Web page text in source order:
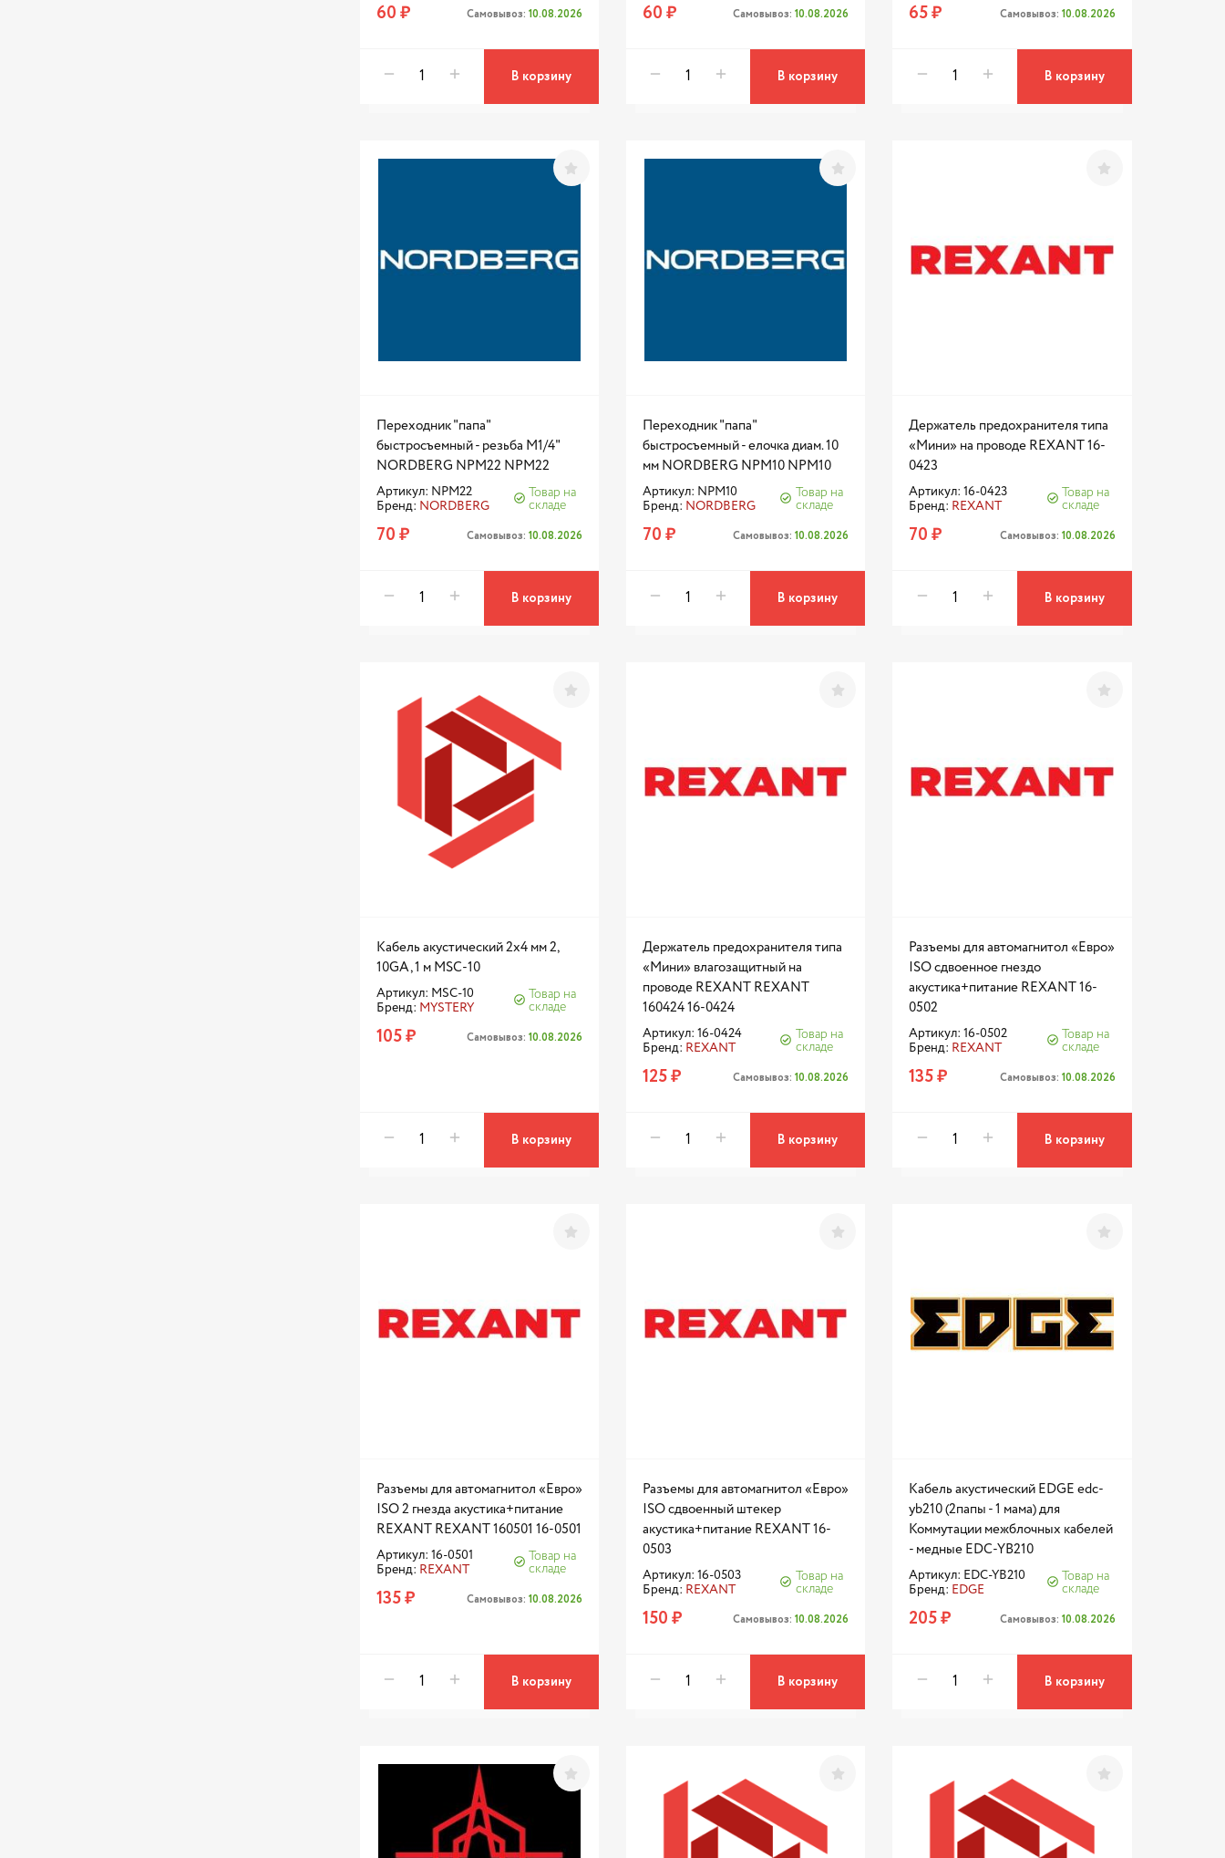
60 ₽ Самовывоз: 10.08.2026
В корзину
60 ₽ Самовывоз:10.08.2026
В корзину
65 ₽ Самовывоз: 10.08.2026
В корзину
Переходник "папа"
быстросъемный - резьба M1/4"
NORDBERG NPM22 NPM22
Артикул: NPM22
Бренд: NORDBERG
Товар на
складе
70 ₽ Самовывоз: 10.08.2026
В корзину
Переходник "папа"
быстросъемный - елочка диам. 10
мм NORDBERG NPM10 NPM10
Артикул: NPM10
Бренд: NORDBERG
Товар на
складе
70 ₽ Самовывоз:10.08.2026
В корзину
Держатель предохранителя типа
«Мини» на проводе REXANT 16-
0423
Артикул: 16-0423
Бренд: REXANT
Товар на
складе
70 ₽ Самовывоз: 10.08.2026
В корзину
Кабель акустический 2x4 мм 2,
10GA, 1 м MSC-10
Артикул: MSC-10
Бренд: MYSTERY
Товар на
складе
105 ₽ Самовывоз: 10.08.2026
В корзину
Держатель предохранителя типа
«Мини» влагозащитный на
проводе REXANT REXANT
160424 16-0424
Артикул: 16-0424
Бренд: REXANT
Товар на
складе
125 ₽ Самовывоз:10.08.2026
В корзину
Разъемы для автомагнитол «Евро»
ISO сдвоенное гнездо
акустика+питание REXANT 16-
0502
Артикул: 16-0502
Бренд: REXANT
Товар на
складе
135 ₽ Самовывоз: 10.08.2026
В корзину
Разъемы для автомагнитол «Евро»
ISO 2 гнезда акустика+питание
REXANT REXANT 160501 16-0501
Артикул: 16-0501
Бренд: REXANT
Товар на
складе
135 ₽ Самовывоз: 10.08.2026
В корзину
Разъемы для автомагнитол «Евро»
ISO сдвоенный штекер
акустика+питание REXANT 16-
0503
Артикул: 16-0503
Бренд: REXANT
Товар на
складе
150 ₽ Самовывоз:10.08.2026
В корзину
Кабель акустический EDGE edc-
yb210 (2папы - 1 мама) для
Коммутации межблочных кабелей
- медные EDC-YB210
Артикул: EDC-YB210
Бренд: EDGE
Товар на
складе
205 ₽ Самовывоз: 10.08.2026
В корзину